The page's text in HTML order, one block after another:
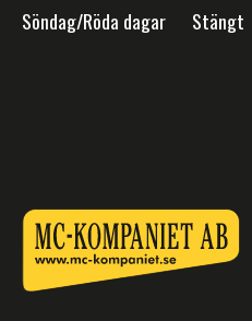
Söndag/Röda dagar Stängt